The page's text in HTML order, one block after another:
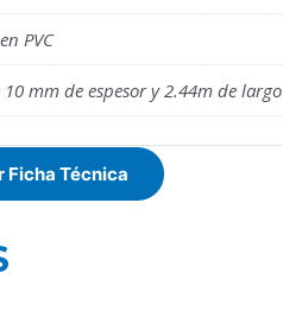
PVC
mm de espesor y 2.44m de largo
Ficha Técnica